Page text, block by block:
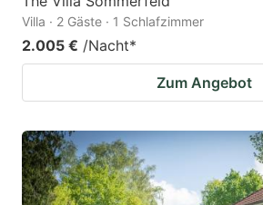
Villa · 2 Gäste · 1 Schlafzimmer
2.005 € /Nacht*
Zum Angebot